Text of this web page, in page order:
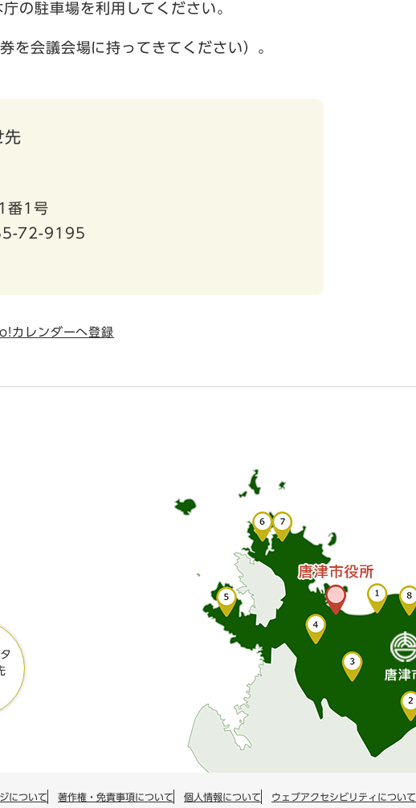
の駐車場を利用してください。
を会議会場に持ってきてください）。
先
番1号
72-9195
カレンダーへ登録
について 著作権・免責事項について 個人情報について ウェブアクセシビリティについて